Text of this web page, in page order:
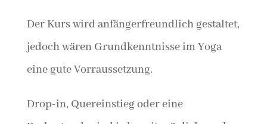
Der Kurs wird anfängerfreundlich gestaltet,
jedoch wären Grundkenntnisse im Yoga
eine gute Vorraussetzung.
Drop-in, Quereinstieg oder eine